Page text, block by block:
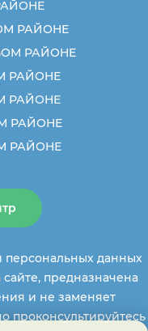
РАЙОНЕ
РАЙОНЕ
РАЙОНЕ
РАЙОНЕ
РАЙОНЕ
РАЙОНЕ
персональных данных
предназначена
и не заменяет
проконсультируйтесь